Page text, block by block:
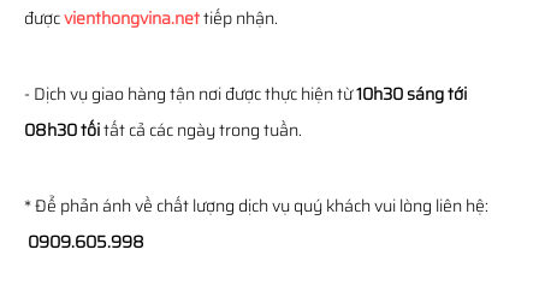
đượcvienthongvina.nettiếp nhận.
- Dịch vụ giao hàng tận nơi được thực hiện từ10h30 sáng tới
08h30 tốitất cả các ngày trong tuần.
* Để phản ánh về chất lượng dịch vụ quý khách vui lòng liên hệ:
0909.605.998